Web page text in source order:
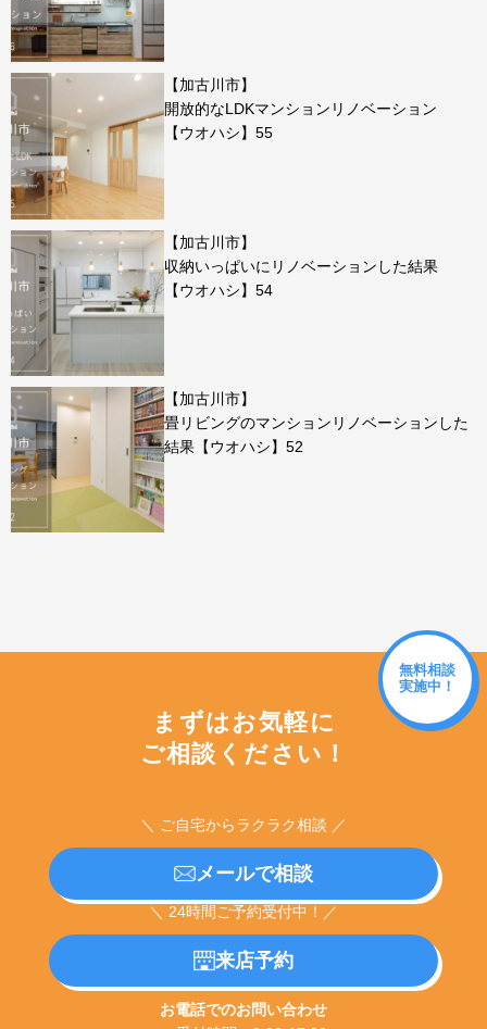
【加古川市】
開放的なLDKマンションリノベーション
【ウオハシ】55
【加古川市】
収納いっぱいにリノベーションした結果
【ウオハシ】54
【加古川市】
畳リビングのマンションリノベーションした
結果【ウオハシ】52
無料相談
実施中！
まずはお気軽に
ご相談ください！
＼ ご自宅からラクラク相談 ／
メールで相談
＼ 24時間ご予約受付中！／
来店予約
お電話でのお問い合わせ